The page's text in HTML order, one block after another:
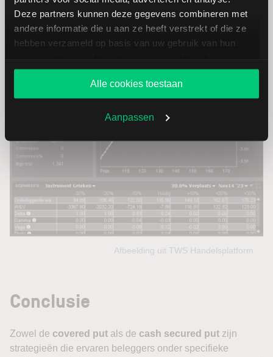
Deze partners kunnen deze gegevens combineren met
andere informatie die u aan ze heeft verstrekt of die ze
hebben verzameld op basis van uw gebruik van hun
website blijft gebruiken.
Alle cookies toestaan
Aanpassen
waarvoor hij gebruikmaakt van de covered call strategie.
Afbeelding uit TWS Handelsplatform
Conclusie
Zowel de covered put als de cash secured put zijn
strategieën die ervaren beleggers onder specifieke